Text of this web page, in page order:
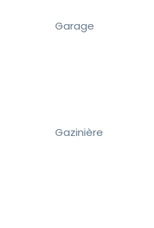
Garage
Gazinière